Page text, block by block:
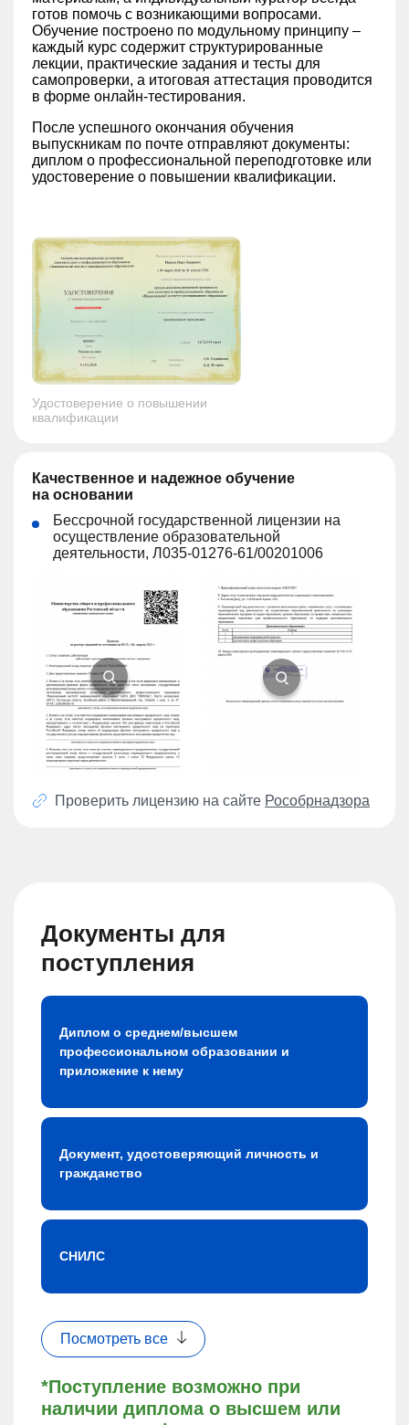
готов помочь с возникающими вопросами.
Обучение построено по модульному принципу –
каждый курс содержит структурированные
лекции, практические задания и тесты для
самопроверки, а итоговая аттестация проводится
в форме онлайн-тестирования.
После успешного окончания обучения
выпускникам по почте отправляют документы:
диплом о профессиональной переподготовке или
удостоверение о повышении квалификации.
Удостоверение о повышении
квалификации
Качественное и надежное обучение
на основании
Бессрочной государственной лицензии на
осуществление образовательной
деятельности, Л035-01276-61/00201006
Проверить лицензию на сайте Рособрнадзора
Документы для
поступления
*Поступление возможно при
наличии диплома о высшем или
Диплом о среднем/высшем
профессиональном образовании и
приложение к нему
Документ, удостоверяющий личность и
гражданство
СНИЛС
Посмотреть все